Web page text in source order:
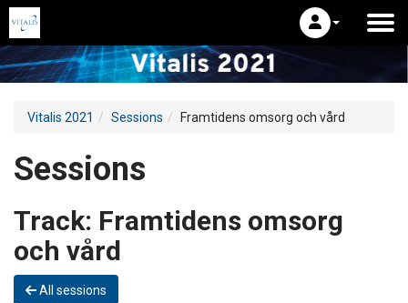
Vitalis 2021 Sessions Framtidens omsorg och vård
Sessions
Track: Framtidens omsorg
och vård
All sessions